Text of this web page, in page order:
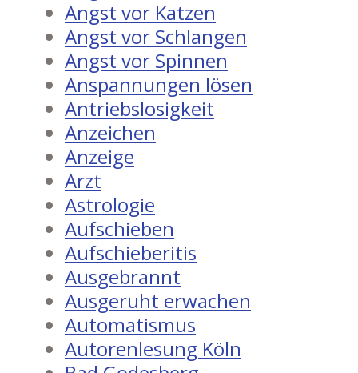
Angst vor Katzen
Angst vor Schlangen
Angst vor Spinnen
Anspannungen lösen
Antriebslosigkeit
Anzeichen
Anzeige
Arzt
Astrologie
Aufschieben
Aufschieberitis
Ausgebrannt
Ausgeruht erwachen
Automatismus
Autorenlesung Köln